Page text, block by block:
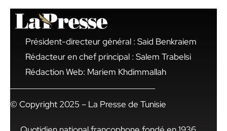
Président-directeur général : Said Benkraiem
Rédacteur en chef principal : Salem Trabelsi
Rédaction Web: Mariem Khdimmallah
© Copyright 2025 – La Presse de Tunisie